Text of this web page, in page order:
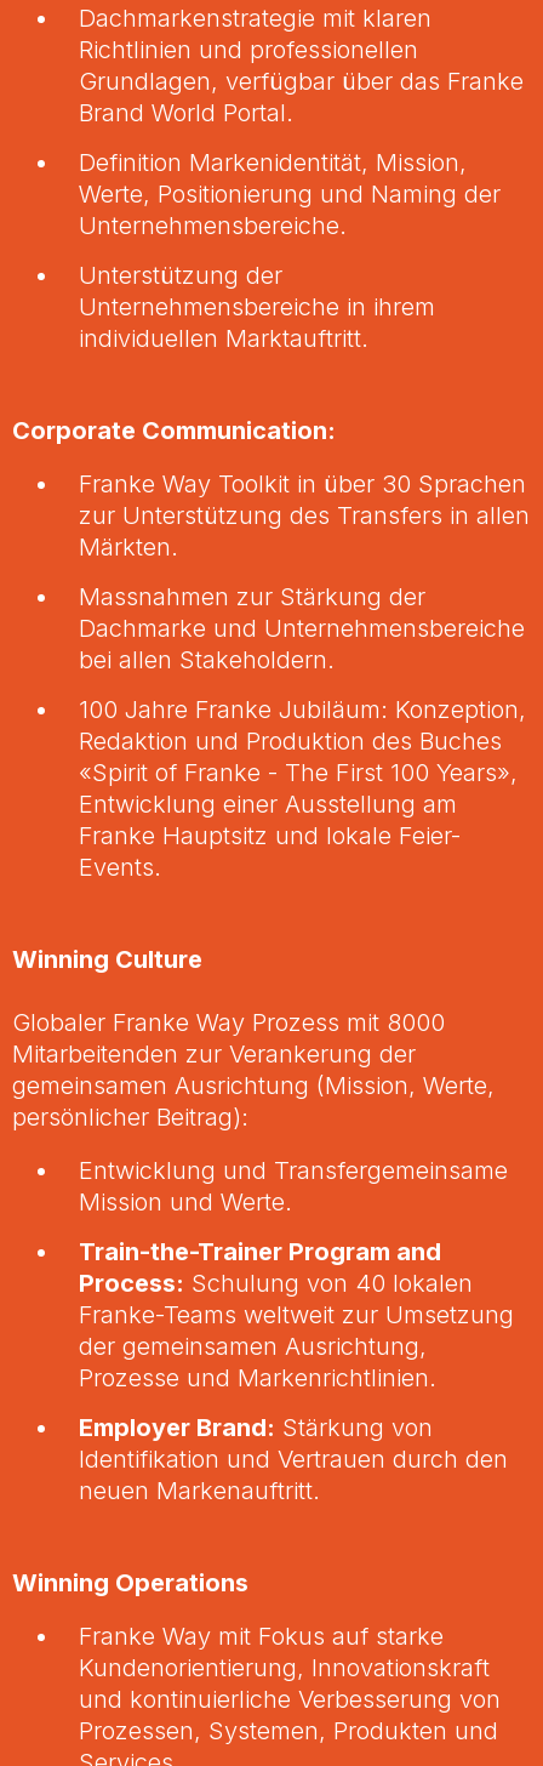
Dachmarkenstrategie mit klaren
Richtlinien und professionellen
Grundlagen, verfügbar über das Franke
Brand World Portal.
Definition Markenidentität, Mission,
Werte, Positionierung und Naming der
Unternehmensbereiche.
Unterstützung der
Unternehmensbereiche in ihrem
individuellen Marktauftritt.
Corporate Communication:
Franke Way Toolkit in über 30 Sprachen
zur Unterstützung des Transfers in allen
Märkten.
Massnahmen zur Stärkung der
Dachmarke und Unternehmensbereiche
bei allen Stakeholdern.
100 Jahre Franke Jubiläum: Konzeption,
Redaktion und Produktion des Buches
«Spirit of Franke - The First 100 Years»,
Entwicklung einer Ausstellung am
Franke Hauptsitz und lokale Feier-
Events.
Winning Culture
Globaler Franke Way Prozess mit 8000
Mitarbeitenden zur Verankerung der
gemeinsamen Ausrichtung (Mission, Werte,
persönlicher Beitrag):
Entwicklung und Transfergemeinsame
Mission und Werte.
Train-the-Trainer Program and
Process: Schulung von 40 lokalen
Franke-Teams weltweit zur Umsetzung
der gemeinsamen Ausrichtung,
Prozesse und Markenrichtlinien.
Employer Brand: Stärkung von
Identifikation und Vertrauen durch den
neuen Markenauftritt.
Winning Operations
Franke Way mit Fokus auf starke
Kundenorientierung, Innovationskraft
und kontinuierliche Verbesserung von
Prozessen, Systemen, Produkten und